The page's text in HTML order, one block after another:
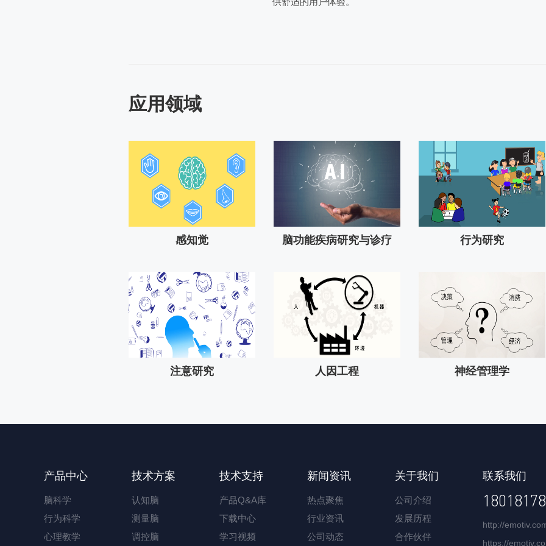
应用领域
感知觉 脑功能疾病研究与诊疗 行为研究
注意研究 人因工程 神经管理学
产品中心
脑科学
行为科学
心理教学
技术方案
认知脑
测量脑
调控脑
技术支持
产品Q&A库
下载中心
学习视频
新闻资讯
热点聚焦
行业资讯
公司动态
关于我们
公司介绍
发展历程
合作伙伴
联系我们
http://
https://